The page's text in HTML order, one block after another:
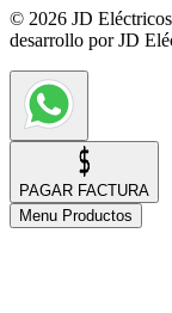
© 2026 JD
desarrollo por JD
PAGAR FACTURA
Menu Productos